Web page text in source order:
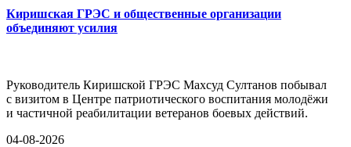
Киришская ГРЭС и общественные организации
объединяют усилия
Руководитель Киришской ГРЭС Махсуд Султанов побывал
с визитом в Центре патриотического воспитания молодёжи
и частичной реабилитации ветеранов боевых действий.
04-08-2026